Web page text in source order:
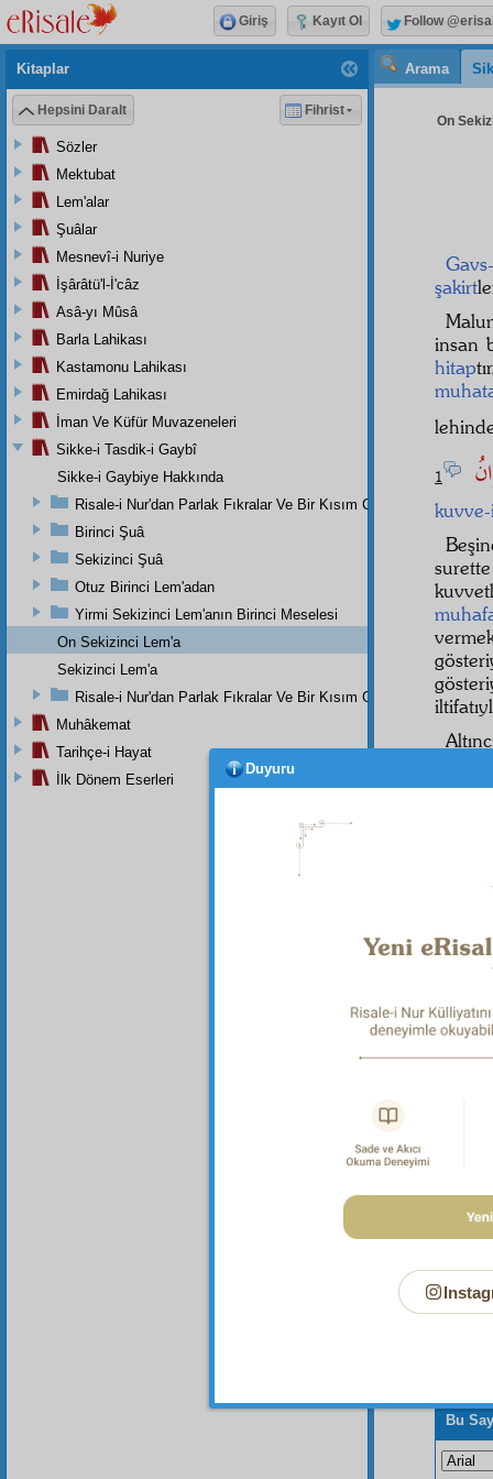
Arama
On
şakirt
insan
hitap
1
i
Dipnot-1
Bu
Kitaplar
Hepsini Daralt Fihrist
Sözler
Mektubat
Lem'alar
Şuâlar
Mesnevî-i Nuriye
İşârâtü'l-İ'câz
Asâ-yı Mûsâ
Barla Lahikası
Kastamonu Lahikası
Emirdağ Lahikası
İman Ve Küfür Muvazeneleri
Sikke-i Tasdik-i Gaybî
Sikke-i Gaybiye Hakkında
Risale-i Nur'dan Parlak Fıkralar Ve Bir Kısım Güzel Mektuplar
Birinci Şuâ
Sekizinci Şuâ
Otuz Birinci Lem'adan
Yirmi Sekizinci Lem'anın Birinci Meselesi
On Sekizinci Lem'a
Sekizinci Lem'a
Risale-i Nur'dan Parlak Fıkralar Ve Bir Kısım Güzel Mektuplar
Muhâkemat
Tarihçe-i Hayat
İlk Dönem Eserleri
Giriş Kayıt Ol Follow
Duyuru